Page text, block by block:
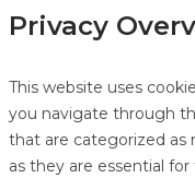
Privacy
This website uses
you navigate through
that are categorized as
as they are essential